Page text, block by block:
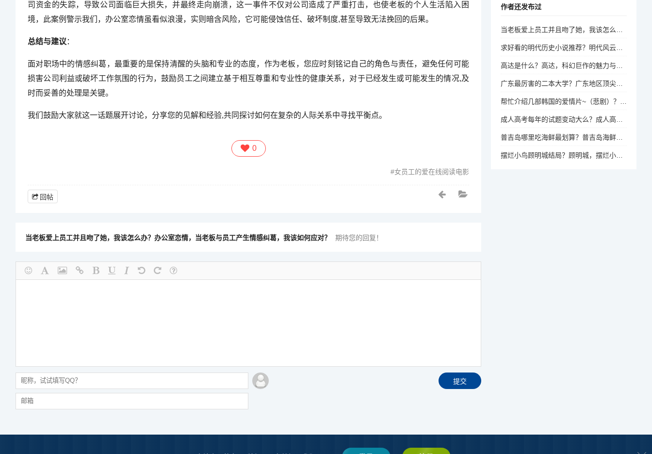
司资金的失踪，导致公司面临巨大损失，并最终走向崩溃，这一事件不仅对公司造成了严重打击，也使老板的个人生活陷入困
境，此案例警示我们，办公室恋情虽看似浪漫，实则暗含风险，它可能侵蚀信任、破坏制度,甚至导致无法挽回的后果。
总结与建议 ：
面对职场中的情感纠葛，最重要的是保持清醒的头脑和专业的态度，作为老板，您应时刻铭记自己的角色与责任，避免任何可能
损害公司利益或破坏工作氛围的行为，鼓励员工之间建立基于相互尊重和专业性的健康关系，对于已经发生或可能发生的情况,及
时而妥善的处理是关键。
我们鼓励大家就这一话题展开讨论，分享您的见解和经验,共同探讨如何在复杂的人际关系中寻找平衡点。
0
女员工的爱在线阅读电影
回帖
当老板爱上员工并且吻了她，我该怎么办？办公室恋情，当老板与员工产生情感纠葛，我该如何应对？ 期待您的回复！
作者还发布过
当老板爱上员工并且吻了她，我该怎么办？办公室恋情，当老板与员工产生情感纠葛，我该如何应对？
求好看的明代历史小说推荐？明代风云，哪些历史小说值得一读？
高达是什么？高达，科幻巨作的魅力与起源
广东最厉害的二本大学？广东地区顶尖二本高校是哪所？
帮忙介绍几部韩国的爱情片~（悲剧）？韩式悲情，推荐几部催泪的韩国爱情电影
成人高考每年的试题变动大么？成人高考试题年度变化趋势及特点分析
普吉岛哪里吃海鲜最划算？普吉岛海鲜美食攻略，哪里性价比最高？
摆烂小鸟顾明城结局？顾明城，摆烂小鸟的最终归宿？